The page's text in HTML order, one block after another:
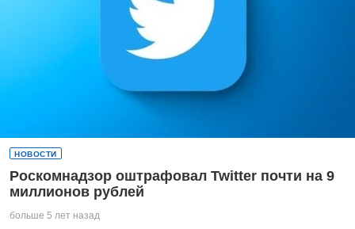
НОВОСТИ
Роскомнадзор оштрафовал Twitter почти на 9
миллионов рублей
больше 5 лет назад